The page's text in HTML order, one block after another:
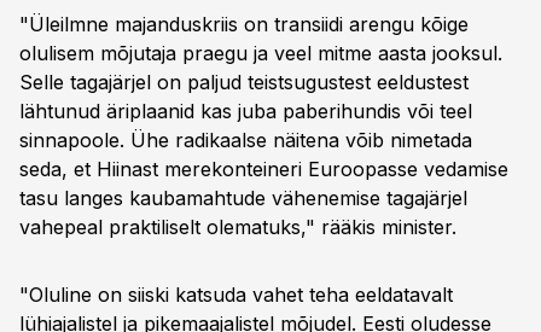
"Üleilmne majanduskriis on transiidi arengu kõige
olulisem mõjutaja praegu ja veel mitme aasta jooksul.
Selle tagajärjel on paljud teistsugustest eeldustest
lähtunud äriplaanid kas juba paberihundis või teel
sinnapoole. Ühe radikaalse näitena võib nimetada
seda, et Hiinast merekonteineri Euroopasse vedamise
tasu langes kaubamahtude vähenemise tagajärjel
vahepeal praktiliselt olematuks," rääkis minister.
"Oluline on siiski katsuda vahet teha eeldatavalt
lühiajalistel ja pikemaajalistel mõjudel. Eesti oludesse